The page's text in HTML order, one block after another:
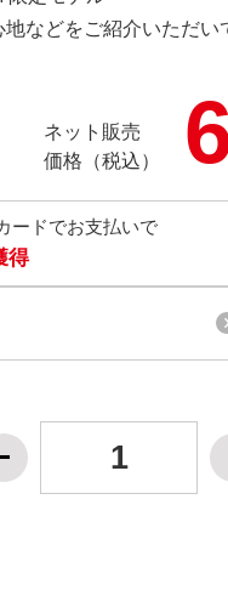
などをご紹介いただい
ネット販売
価格（税込）
ードでお支払いで
得